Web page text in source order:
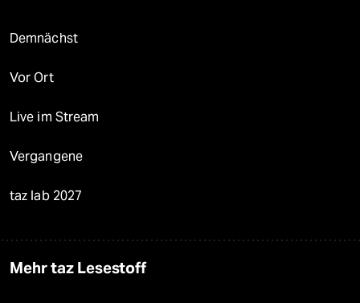
Demnächst
Vor Ort
Live im Stream
Vergangene
taz lab 2027
Mehr taz Lesestoff